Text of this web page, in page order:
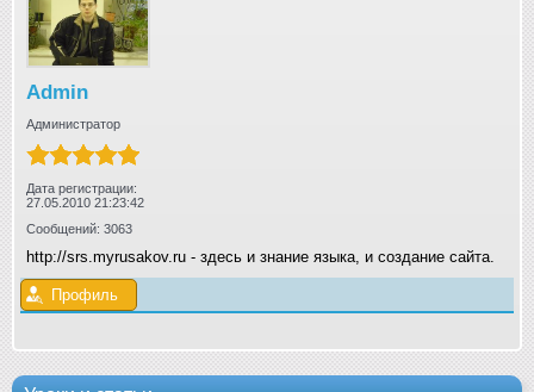
Admin
Администратор
Дата регистрации:
27.05.2010 21:23:42
Сообщений: 3063
http://srs.myrusakov.ru - здесь и знание языка, и создание сайта.
Профиль